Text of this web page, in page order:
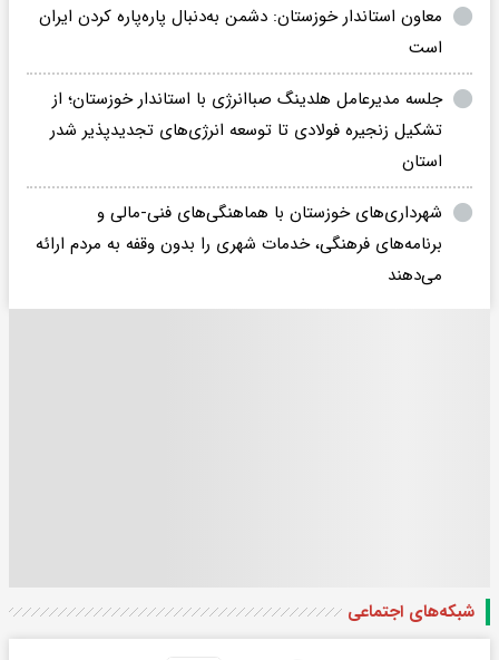
معاون استاندار خوزستان: دشمن به‌دنبال پاره‌پاره کردن ایران
است
جلسه مدیرعامل هلدینگ صباانرژی با استاندار خوزستان؛ از
تشکیل زنجیره فولادی تا توسعه انرژی‌های تجدیدپذیر شدر
استان
شهرداری‌های خوزستان با هماهنگی‌های فنی‑مالی و
برنامه‌های فرهنگی، خدمات شهری را بدون وقفه به مردم ارائه
می‌دهند
شبکه‌های اجتماعی